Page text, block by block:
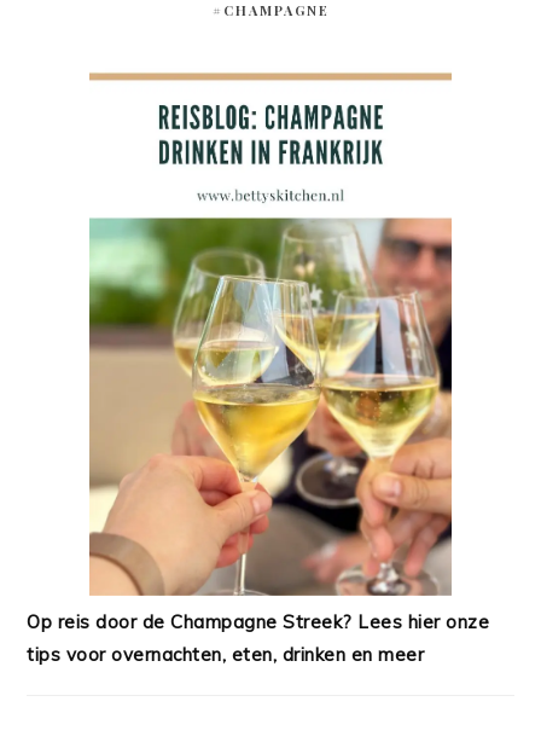
#CHAMPAGNE
Op reis door de Champagne Streek? Lees hier onze
tips voor overnachten, eten, drinken en meer